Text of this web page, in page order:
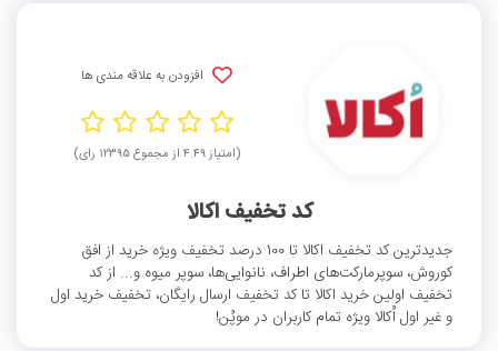
افزودن به علاقه مندی ها
(امتیاز ۴.۴۹ از مجموع ۱۲۳۹۵ رای)
کد تخفیف اکالا
جدیدترین کد تخفیف اکالا تا 100 درصد تخفیف ویژه خرید از افق
کوروش، سوپرمارکت‌های اطراف، نانوایی‌ها، سوپر میوه و... از کد
تخفیف اولین خرید اکالا تا کد تخفیف ارسال رایگان، تخفیف خرید اول
و غیر اول اُکالا ویژه تمام کاربران در موپُن!